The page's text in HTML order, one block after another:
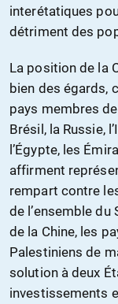
interétatiques
détriment des
La position de la
bien des égards,
pays membres
Brésil, la Russie,
l’Égypte, les
affirment
rempart contre
de l’ensemble du
de la Chine, les
Palestiniens de
solution à deux
investissements